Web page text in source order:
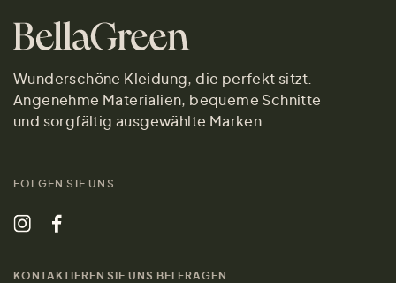
Wunderschöne Kleidung, die perfekt sitzt.
Angenehme Materialien, bequeme Schnitte
und sorgfältig ausgewählte Marken.
FOLGEN SIE UNS
KONTAKTIEREN SIE UNS BEI FRAGEN